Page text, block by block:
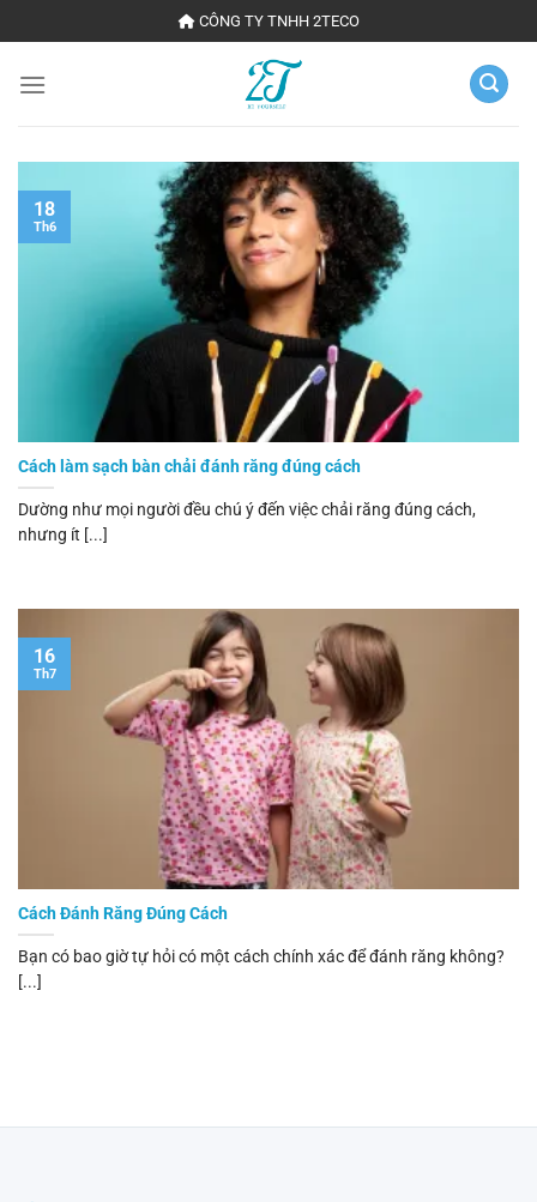
đến
nội
CÔNG TY TNHH 2TECO
Cách làm sạch bàn chải đánh răng đúng cách
Dường như mọi người đều chú ý đến việc chải răng đúng cách,
nhưng ít [...]
18
Th6
Cách Đánh Răng Đúng Cách
Bạn có bao giờ tự hỏi có một cách chính xác để đánh răng không?
[...]
16
Th7